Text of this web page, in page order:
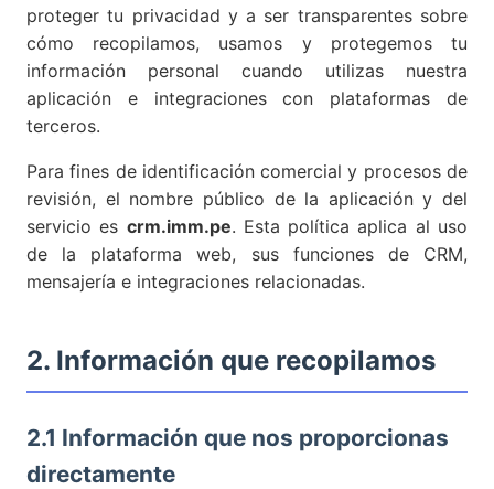
proteger tu privacidad y a ser transparentes sobre
cómo recopilamos, usamos y protegemos tu
información personal cuando utilizas nuestra
aplicación e integraciones con plataformas de
terceros.
Para fines de identificación comercial y procesos de
revisión, el nombre público de la aplicación y del
servicio es crm.imm.pe. Esta política aplica al uso
de la plataforma web, sus funciones de CRM,
mensajería e integraciones relacionadas.
2. Información que recopilamos
2.1 Información que nos proporcionas
directamente